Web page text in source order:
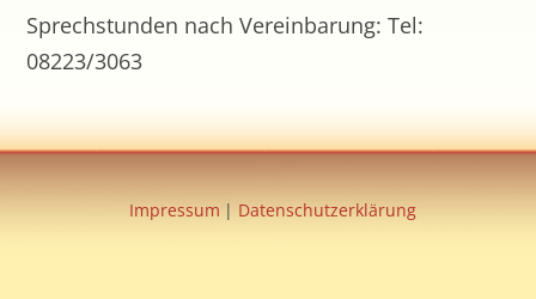
Sprechstunden nach Vereinbarung: Tel:
08223/3063
Impressum Datenschutzerklärung